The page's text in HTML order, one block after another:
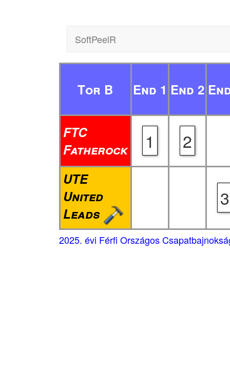
SoftPeelR
Tor B End 1 End 2
FTC
Fatherock
1 2
UTE
United
Leads
3
2025. évi Férfi Országos